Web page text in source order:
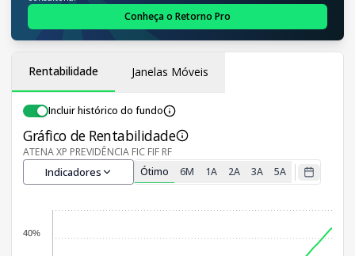
Conheça o Retorno Pro
Rentabilidade Janelas Móveis
Incluir histórico do fundo
Gráfico de Rentabilidade
ATENA XP PREVIDÊNCIA FIC FIF RF
Indicadores Ótimo 6M 1A 2A 3A 5A
40%